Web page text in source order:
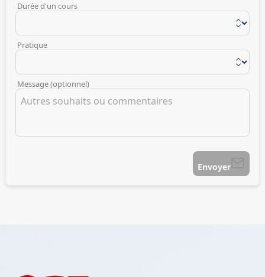
Durée d'un cours
Pratique
Message (optionnel)
Envoyer